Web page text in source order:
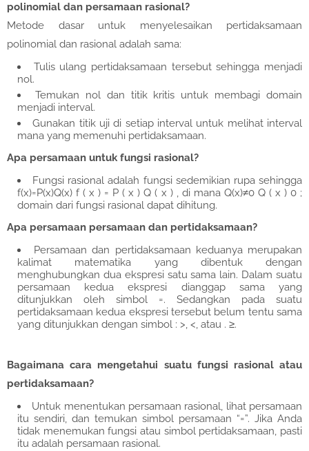
polinomial dan persamaan rasional?
Metode dasar untuk menyelesaikan pertidaksamaan
polinomial dan rasional adalah sama:
Tulis ulang pertidaksamaan tersebut sehingga menjadi
nol.
Temukan nol dan titik kritis untuk membagi domain
menjadi interval.
Gunakan titik uji di setiap interval untuk melihat interval
mana yang memenuhi pertidaksamaan.
Apa persamaan untuk fungsi rasional?
Fungsi rasional adalah fungsi sedemikian rupa sehingga
f(x)=P(x)Q(x) f ( x ) = P ( x ) Q ( x ) , di mana Q(x)≠0 Q ( x ) 0 ;
domain dari fungsi rasional dapat dihitung.
Apa persamaan persamaan dan pertidaksamaan?
Persamaan dan pertidaksamaan keduanya merupakan
kalimat matematika yang dibentuk dengan
menghubungkan dua ekspresi satu sama lain. Dalam suatu
persamaan kedua ekspresi dianggap sama yang
ditunjukkan oleh simbol =. Sedangkan pada suatu
pertidaksamaan kedua ekspresi tersebut belum tentu sama
yang ditunjukkan dengan simbol : >, <, atau . ≥.
Bagaimana cara mengetahui suatu fungsi rasional atau
pertidaksamaan?
Untuk menentukan persamaan rasional, lihat persamaan
itu sendiri, dan temukan simbol persamaan “=”. Jika Anda
tidak menemukan fungsi atau simbol pertidaksamaan, pasti
itu adalah persamaan rasional.